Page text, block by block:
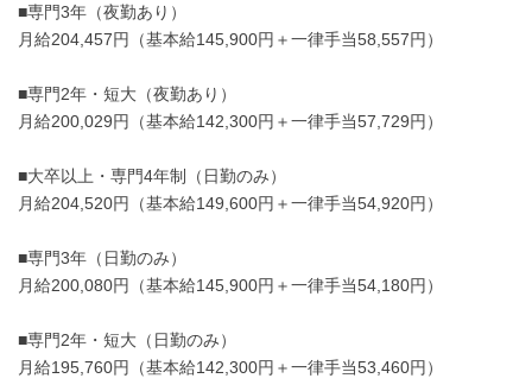
■専門3年（夜勤あり）
月給204,457円（基本給145,900円＋一律手当58,557円）
■専門2年・短大（夜勤あり）
月給200,029円（基本給142,300円＋一律手当57,729円）
■大卒以上・専門4年制（日勤のみ）
月給204,520円（基本給149,600円＋一律手当54,920円）
■専門3年（日勤のみ）
月給200,080円（基本給145,900円＋一律手当54,180円）
■専門2年・短大（日勤のみ）
月給195,760円（基本給142,300円＋一律手当53,460円）